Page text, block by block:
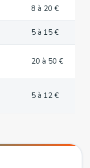
8 à 20 €
5 à 15 €
20 à 50 €
5 à 12 €